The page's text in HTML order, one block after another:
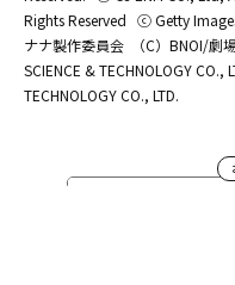
Rights Reserved ⓒ Getty
ナナ製作委員会
（C）BNOI/劇
SCIENCE & TECHNOLOGY CO.,
TECHNOLOGY CO., LTD.